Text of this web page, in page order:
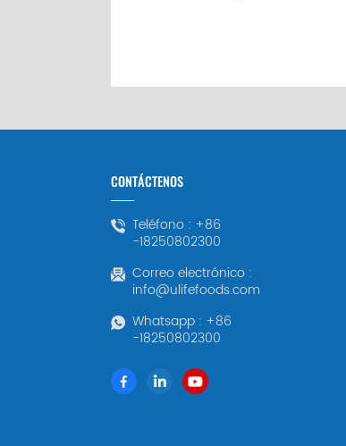
CONTÁCTENOS
Teléfono : +86
-18250802300
Correo electrónico :
info@ulifefoods.com
Whatsapp : +86
-18250802300